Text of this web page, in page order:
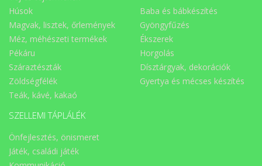
Húsok
Magvak, lisztek, őrlemények
Méz, méhészeti termékek
Pékáru
Száraztészták
Zöldségfélék
Teák, kávé, kakaó
SZELLEMI TÁPLÁLÉK
Önfejlesztés, önismeret
Játék, családi játék
Baba és bábkészítés
Gyöngyfűzés
Ékszerek
Horgolás
Dísztárgyak, dekorációk
Gyertya és mécses készítés